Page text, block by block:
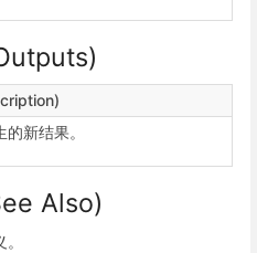
新结果。
Also)